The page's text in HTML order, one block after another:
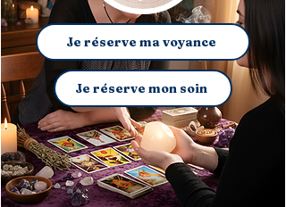
Je réserve ma voyance
Je réserve mon soin